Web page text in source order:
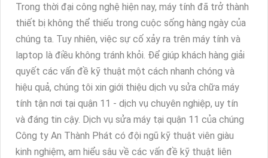
Trong thời đại công nghệ hiện nay, máy tính đã trở thành
thiết bị không thể thiếu trong cuộc sống hàng ngày của
chúng ta. Tuy nhiên, việc sự cố xảy ra trên máy tính và
laptop là điều không tránh khỏi. Để giúp khách hàng giải
quyết các vấn đề kỹ thuật một cách nhanh chóng và
hiệu quả, chúng tôi xin giới thiệu dịch vụ sửa chữa máy
tính tận nơi tại quận 11 - dịch vụ chuyên nghiệp, uy tín
và đáng tin cậy. Dịch vụ sửa máy tại quận 11 của chúng
Công ty An Thành Phát có đội ngũ kỹ thuật viên giàu
kinh nghiệm, am hiểu sâu về các vấn đề kỹ thuật liên